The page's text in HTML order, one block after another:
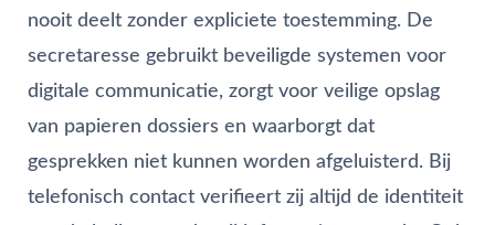
nooit deelt zonder expliciete toestemming. De
secretaresse gebruikt beveiligde systemen voor
digitale communicatie, zorgt voor veilige opslag
van papieren dossiers en waarborgt dat
gesprekken niet kunnen worden afgeluisterd. Bij
telefonisch contact verifieert zij altijd de identiteit